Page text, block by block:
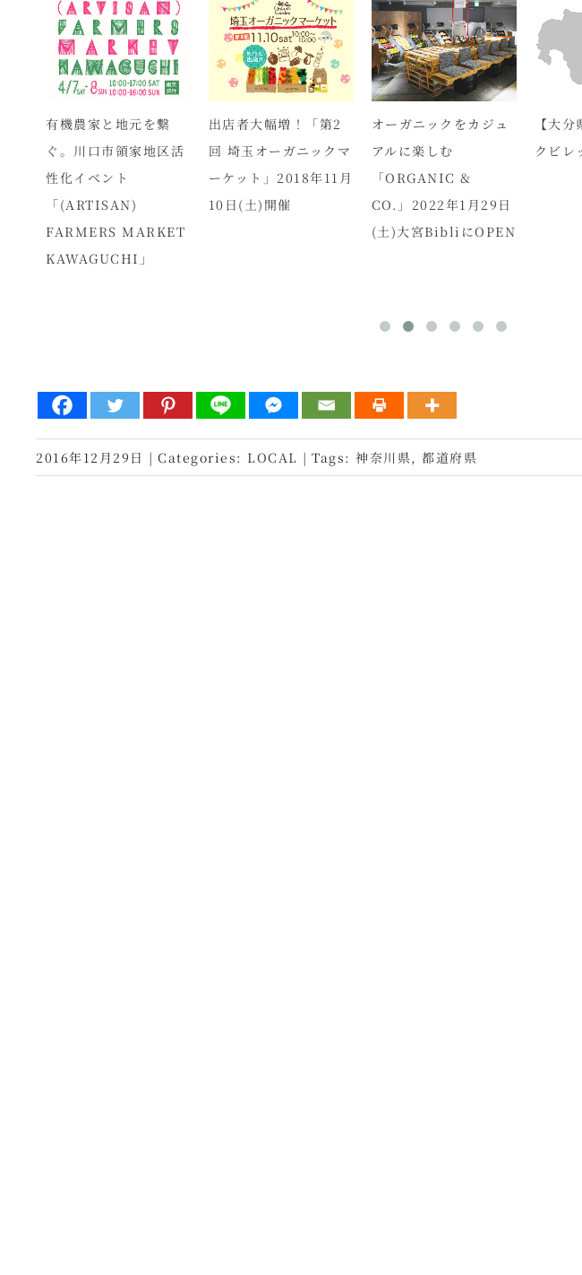
有機農家と地元を繋
ぐ。川口市領家地区活
性化イベント
「(ARTISAN)
FARMERS MARKET
KAWAGUCHI」
出店者大幅増！「第2
回 埼玉オーガニックマ
ーケット」2018年11月
10日(土)開催
オーガニックをカジュ
アルに楽しむ
「ORGANIC &
CO.」2022年1月29日
(土)大宮BibliにOPEN
【大
クビレ
2016年12月29日 | Categories: LOCAL | Tags:神奈川県,都道府県